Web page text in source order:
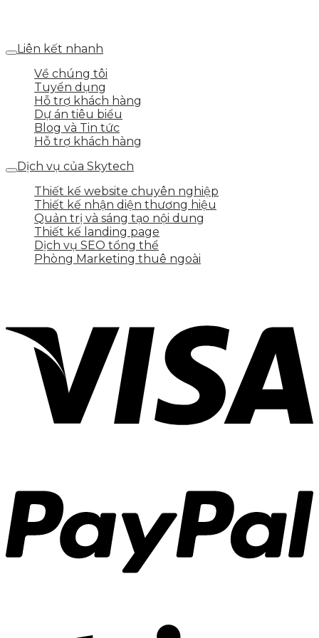
Liên kết nhanh
Về chúng tôi
Tuyển dụng
Hỗ trợ khách hàng
Dự án tiêu biểu
Blog và Tin tức
Hỗ trợ khách hàng
Dịch vụ của Skytech
Thiết kế website chuyên nghiệp
Thiết kế nhận diện thương hiệu
Quản trị và sáng tạo nội dung
Thiết kế landing page
Dịch vụ SEO tổng thể
Phòng Marketing thuê ngoài